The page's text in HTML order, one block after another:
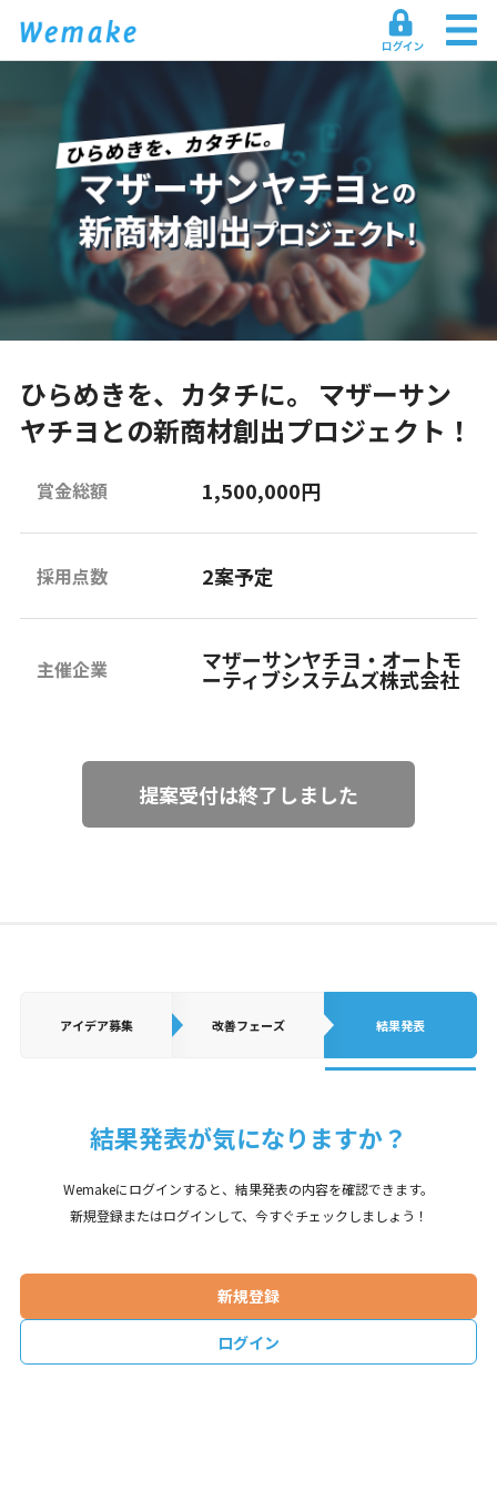
ひらめきを、カタチに。 マザーサン
ヤチヨとの新商材創出プロジェクト！
賞金総額 1,500,000円
採用点数 2案予定
主催企業 マザーサンヤチヨ・オートモ
ーティブシステムズ株式会社
提案受付は終了しました
アイデア募集 改善フェーズ 結果発表
結果発表が気になりますか？
Wemakeにログインすると、結果発表の内容を確認できます。
新規登録またはログインして、今すぐチェックしましょう！
新規登録
ログイン